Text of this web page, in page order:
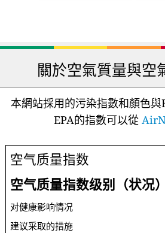
關於空氣質量與空
本網站採用的污染指數和顏色與
EPA的指數可以從
空气质量指数
空气质量指数级别（状况
对健康影响情况
建议采取的措施